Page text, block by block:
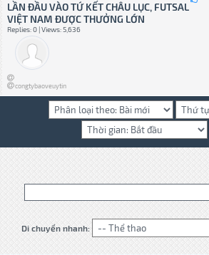
LẦN ĐẦU VÀO TỨ KẾT CHÂU LỤC, FUTSAL
VIỆT NAM ĐƯỢC THƯỞNG LỚN
Replies: 0 | Views: 5,636
congtybaoveuytin
Di chuyển nhanh: